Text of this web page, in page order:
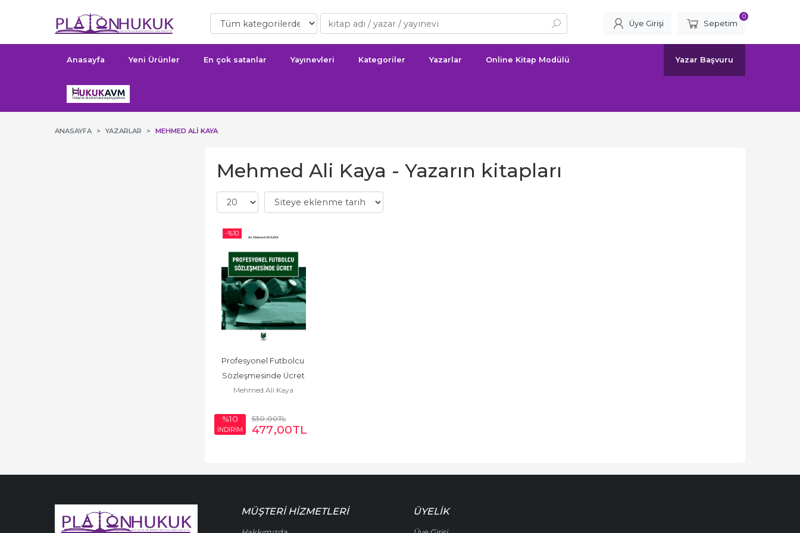
Üye Girişi Sepetim
0
Anasayfa Yeni Ürünler En çok satanlar Yayınevleri Kategoriler Yazarlar Online Kitap Modülü Yazar Başvuru
ANASAYFA YAZARLAR MEHMED ALI KAYA
Mehmed Ali Kaya - Yazarın kitapları
-%10
Profesyonel Futbolcu
Sözleşmesinde Ücret
Mehmed Ali Kaya
%10
İNDİRİM
530,00TL
477,00TL
MÜŞTERI HIZMETLERI ÜYELIK